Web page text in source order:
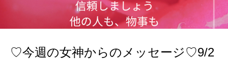
♡今週の女神からのメッセージ♡9/2